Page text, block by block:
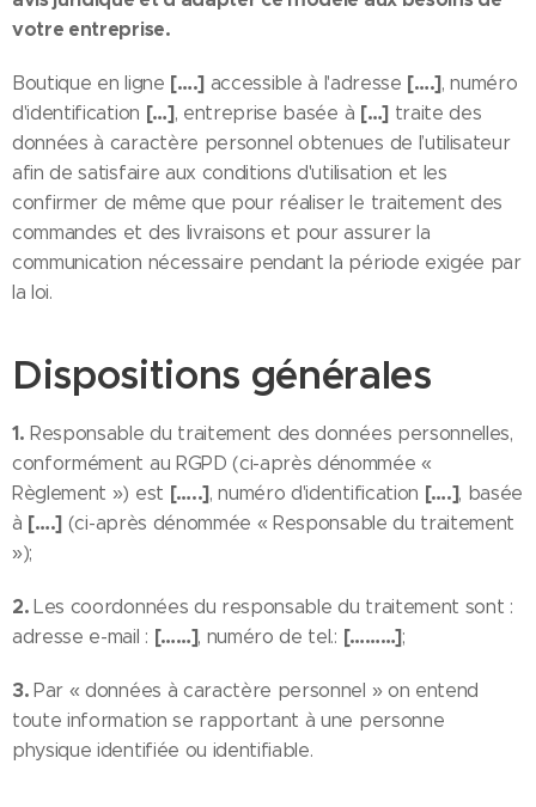
votre entreprise.
Boutique en ligne [….]accessible à l'adresse [….], numéro
d'identification […], entreprise basée à […]traite des
données à caractère personnel obtenues de l’utilisateur
afin de satisfaire aux conditions d'utilisation et les
confirmer de même que pour réaliser le traitement des
commandes et des livraisons et pour assurer la
communication nécessaire pendant la période exigée par
la loi.
Dispositions générales
1. Responsable du traitement des données personnelles,
conformément au RGPD (ci-après dénommée «
Règlement ») est […..], numéro d'identification [….], basée
à [….] (ci-après dénommée « Responsable du traitement
»);
2.Les coordonnées du responsable du traitement sont :
adresse e-mail : [……], numéro de tel.: [………];
3.Par « données à caractère personnel » on entend
toute information se rapportant à une personne
physique identifiée ou identifiable.